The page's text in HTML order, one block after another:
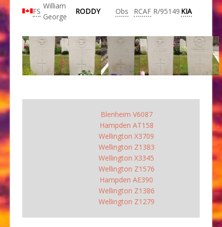
FS
William
George
RODDY Obs RCAF R/95149 KIA
Blenheim V6087
Hampden AT158
Wellington X3709
Wellington Z1383
Wellington X3345
Wellington Z1576
Hampden AE390
Wellington Z1386
Wellington Z1279